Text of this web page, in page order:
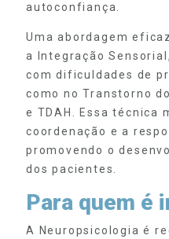
autoconfiança.
Uma abordagem
a Integração
com dificuldades de
como no Transtorno
e TDAH. Essa técnica
coordenação e a
promovendo o
dos pacientes.
Para quem é
A Neuropsicologia é